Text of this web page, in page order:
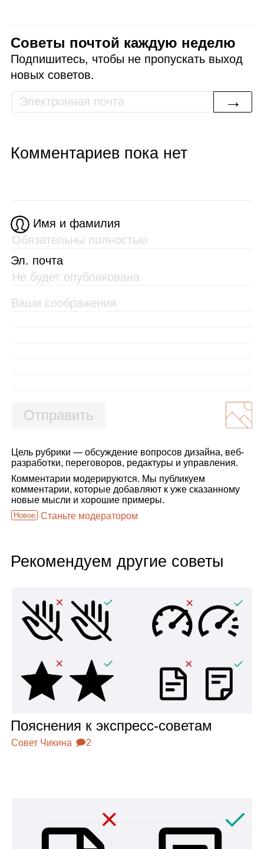
Советы почтой каждую неделю
Подпишитесь, чтобы не пропускать выход
новых советов.
→
Комментариев пока нет
Имя и фамилия
Эл. почта
Отправить
Цель рубрики — обсуждение вопросов дизайна, веб-
разработки, переговоров, редактуры и управления.
Комментарии модерируются. Мы публикуем
комментарии, которые добавляют к уже сказанному
новые мысли и хорошие примеры.
Новое Станьте модератором
Рекомендуем другие советы
Пояс­не­ния к экс­пресс‑сове­там
Совет Чикина 🗩2